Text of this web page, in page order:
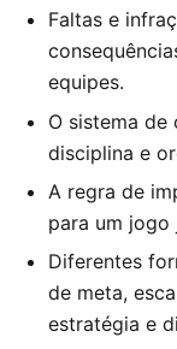
Faltas e
equipes.
O sistema
disciplina e
A regra de
para um jogo
Diferentes
de meta,
estratégia e